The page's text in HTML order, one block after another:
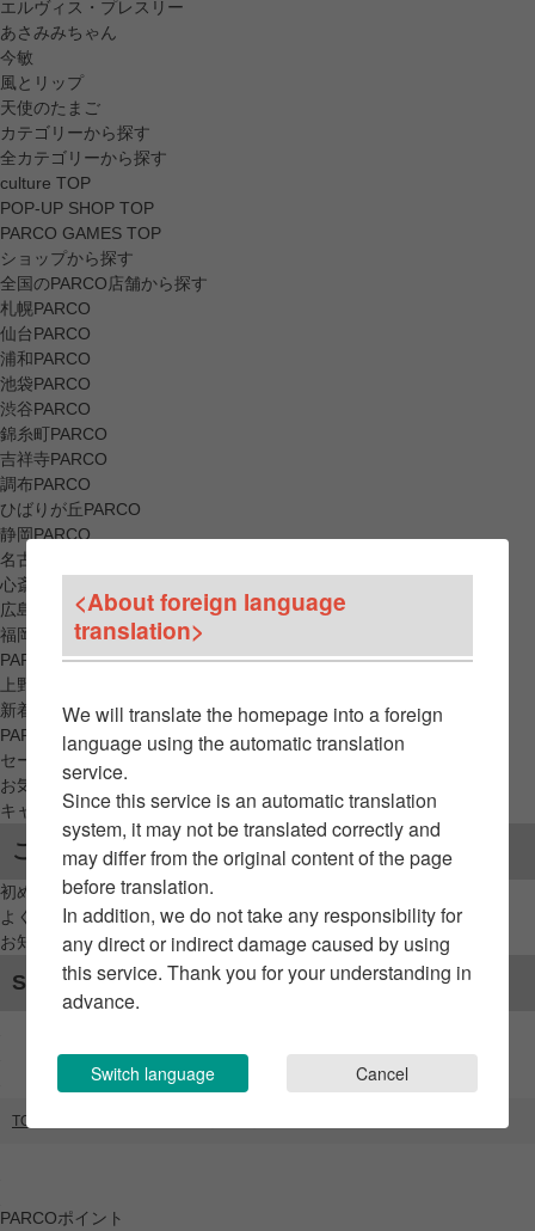
エルヴィス・プレスリー
あさみみちゃん
今敏
風とリップ
天使のたまご
カテゴリーから探す
全カテゴリーから探す
culture TOP
POP-UP SHOP TOP
PARCO GAMES TOP
ショップから探す
全国のPARCO店舗から探す
札幌PARCO
仙台PARCO
浦和PARCO
池袋PARCO
渋谷PARCO
錦糸町PARCO
吉祥寺PARCO
調布PARCO
ひばりが丘PARCO
静岡PARCO
名古屋PARCO
心斎橋PARCO
広島PARCO
福岡PARCO
PARCO_ya
上野
新着アイテムから探す
PARCO限定アイテムから探す
セールアイテムから探す
お気に入りから探す
キャンペーン/クーポン対象から探す
ご利用案内
初めてのお客様へ
よくあるご質問 / お問い合わせ
お知らせ
SNSアカウント
TOP
PARCOポイント
<About foreign language
translation>
We will translate the homepage into a foreign
language using the automatic translation
service.
Since this service is an automatic translation
system, it may not be translated correctly and
may differ from the original content of the page
before translation.
In addition, we do not take any responsibility for
any direct or indirect damage caused by using
this service. Thank you for your understanding in
advance.
Switch language Cancel